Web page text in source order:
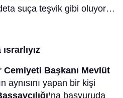
suça teşvik gibi oluyor…
Cemiyeti Başkanı Mevlüt
aynısını yapan bir kişi
na başvuruda